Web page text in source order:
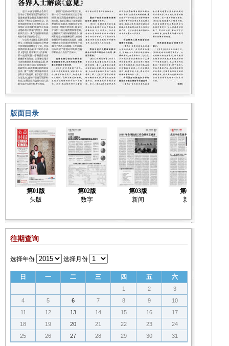
版面目录
第01版
头版
第02版
数字
第03版
新闻
第04版
新闻
往期查询
选择年份 选择月份
日 一 二 三 四 五 六
1 2
3
4
5 6 7 8 9
10
11
12 13 14 15 16
17
18
19 20 21 22 23
24
25
26 27 28 29 30 31